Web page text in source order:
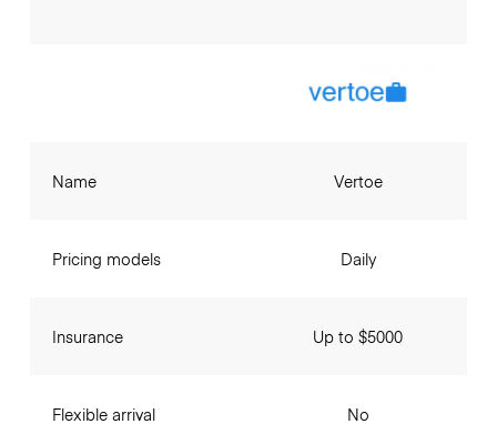
Name
Pricing models
Insurance
Flexible arrival
Vertoe
Daily
Up to $5000
No